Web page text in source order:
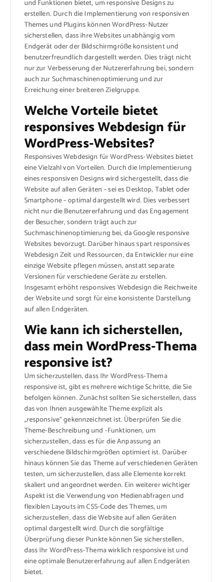
und Funktionen bietet, um responsive Designs zu
erstellen. Durch die Implementierung von responsiven
Themes und Plugins können WordPress-Nutzer
sicherstellen, dass ihre Websites unabhängig vom
Endgerät oder der Bildschirmgröße konsistent und
benutzerfreundlich dargestellt werden. Dies trägt nicht
nur zur Verbesserung der Nutzererfahrung bei, sondern
auch zur Suchmaschinenoptimierung und zur
Erreichung einer breiteren Zielgruppe.
Welche Vorteile bietet
responsives Webdesign für
WordPress-Websites?
Responsives Webdesign für WordPress-Websites bietet
eine Vielzahl von Vorteilen. Durch die Implementierung
eines responsiven Designs wird sichergestellt, dass die
Website auf allen Geräten – sei es Desktop, Tablet oder
Smartphone – optimal dargestellt wird. Dies verbessert
nicht nur die Benutzererfahrung und das Engagement
der Besucher, sondern trägt auch zur
Suchmaschinenoptimierung bei, da Google responsive
Websites bevorzugt. Darüber hinaus spart responsives
Webdesign Zeit und Ressourcen, da Entwickler nur eine
einzige Website pflegen müssen, anstatt separate
Versionen für verschiedene Geräte zu erstellen.
Insgesamt erhöht responsives Webdesign die Reichweite
der Website und sorgt für eine konsistente Darstellung
auf allen Endgeräten.
Wie kann ich sicherstellen,
dass mein WordPress-Thema
responsive ist?
Um sicherzustellen, dass Ihr WordPress-Thema
responsive ist, gibt es mehrere wichtige Schritte, die Sie
befolgen können. Zunächst sollten Sie sicherstellen, dass
das von Ihnen ausgewählte Theme explizit als
„responsive“ gekennzeichnet ist. Überprüfen Sie die
Theme-Beschreibung und -Funktionen, um
sicherzustellen, dass es für die Anpassung an
verschiedene Bildschirmgrößen optimiert ist. Darüber
hinaus können Sie das Theme auf verschiedenen Geräten
testen, um sicherzustellen, dass alle Elemente korrekt
skaliert und angeordnet werden. Ein weiterer wichtiger
Aspekt ist die Verwendung von Medienabfragen und
flexiblen Layouts im CSS-Code des Themes, um
sicherzustellen, dass die Website auf allen Geräten
optimal dargestellt wird. Durch die sorgfältige
Überprüfung dieser Punkte können Sie sicherstellen,
dass Ihr WordPress-Thema wirklich responsive ist und
eine optimale Benutzererfahrung auf allen Endgeräten
bietet.